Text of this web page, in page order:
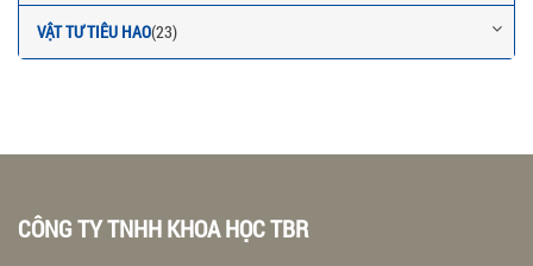
VẬT TƯ TIÊU HAO(23)
CÔNG TY TNHH KHOA HỌC TBR